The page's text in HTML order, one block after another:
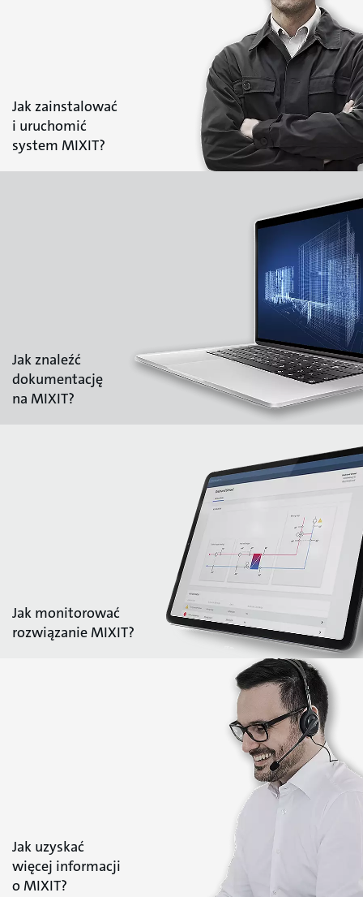
Jak zainstalować
i uruchomić
system MIXIT?
Jak znaleźć
dokumentację
na MIXIT?
Jak monitorować
rozwiązanie MIXIT?
Jak uzyskać
więcej informacji
o MIXIT?